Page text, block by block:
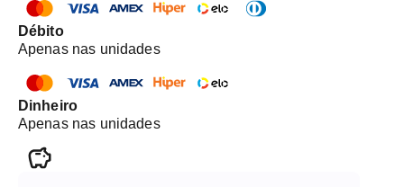
Débito
Apenas nas unidades
Dinheiro
Apenas nas unidades